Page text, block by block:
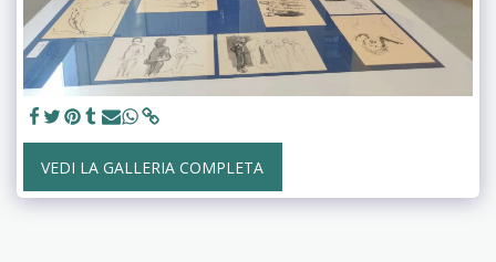
VEDI LA GALLERIA COMPLETA